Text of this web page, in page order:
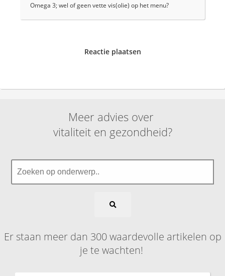
Omega 3; wel of geen vette vis(olie) op het menu?
Reactie plaatsen
Meer advies over
vitaliteit en gezondheid?
Er staan meer dan 300 waardevolle artikelen op
je te wachten!